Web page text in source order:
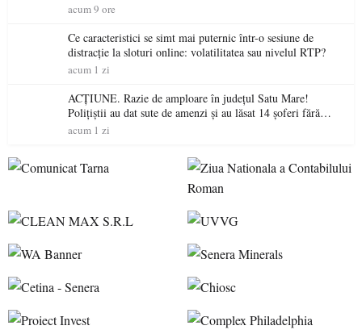
acum 9 ore
Ce caracteristici se simt mai puternic într-o sesiune de
distracție la sloturi online: volatilitatea sau nivelul RTP?
acum 1 zi
ACȚIUNE. Razie de amploare în județul Satu Mare!
Polițiștii au dat sute de amenzi și au lăsat 14 șoferi fără
permis într-o singură zi
acum 1 zi